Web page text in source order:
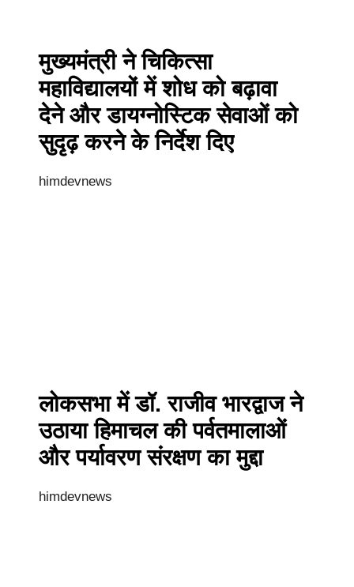
मुख्यमंत्री ने चिकित्सा
महाविद्यालयों में शोध को बढ़ावा
देने और डायग्नोस्टिक सेवाओं को
सुदृढ़ करने के निर्देश दिए
himdevnews
लोकसभा में डॉ. राजीव भारद्वाज ने
उठाया हिमाचल की पर्वतमालाओं
और पर्यावरण संरक्षण का मुद्दा
himdevnews